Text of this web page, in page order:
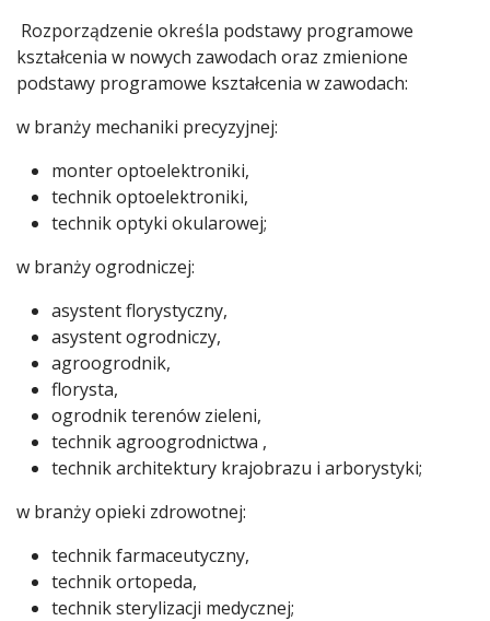
Rozporządzenie określa podstawy programowe
kształcenia w nowych zawodach oraz zmienione
podstawy programowe kształcenia w zawodach:
w branży mechaniki precyzyjnej:
monter optoelektroniki,
technik optoelektroniki,
technik optyki okularowej;
w branży ogrodniczej:
asystent florystyczny,
asystent ogrodniczy,
agroogrodnik,
florysta,
ogrodnik terenów zieleni,
technik agroogrodnictwa ,
technik architektury krajobrazu i arborystyki;
w branży opieki zdrowotnej:
technik farmaceutyczny,
technik ortopeda,
technik sterylizacji medycznej;